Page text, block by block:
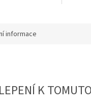
informace
K